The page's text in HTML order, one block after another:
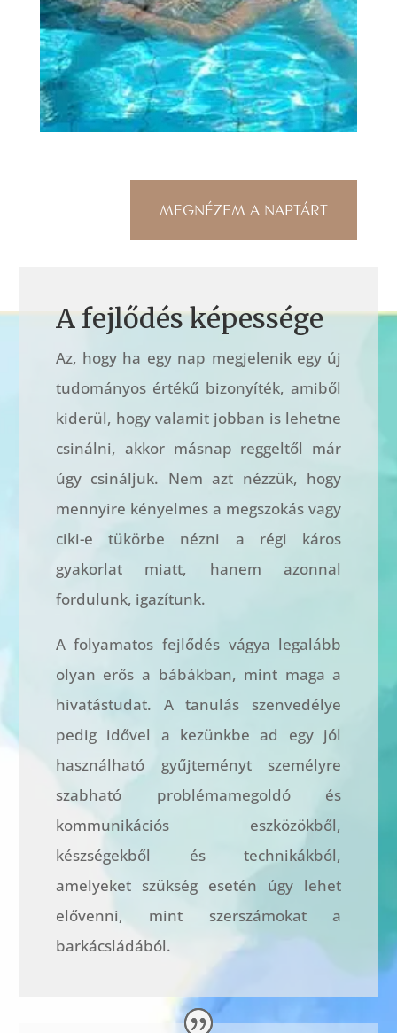
MEGNÉZEM A NAPTÁRT
A fejlődés képessége
Az, hogy ha egy nap megjelenik egy új
tudományos értékű bizonyíték, amiből
kiderül, hogy valamit jobban is lehetne
csinálni, akkor másnap reggeltől már
úgy csináljuk. Nem azt nézzük, hogy
mennyire kényelmes a megszokás vagy
ciki-e tükörbe nézni a régi káros
gyakorlat miatt, hanem azonnal
fordulunk, igazítunk.
A folyamatos fejlődés vágya legalább
olyan erős a bábákban, mint maga a
hivatástudat. A tanulás szenvedélye
pedig idővel a kezünkbe ad egy jól
használható gyűjteményt személyre
szabható problémamegoldó és
kommunikációs eszközökből,
készségekből és technikákból,
amelyeket szükség esetén úgy lehet
elővenni, mint szerszámokat a
barkácsládából.